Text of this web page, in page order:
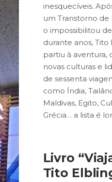
inesquecíveis.
um Transtorno de
o impossibilitou
durante anos, Tito
partiu à aventura,
novas culturas e
de sessenta
como Índia,
Maldivas, Egito,
Grécia… a lista é
Livro
Tito